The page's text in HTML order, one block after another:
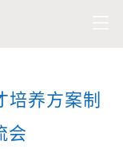
培养方案制
会